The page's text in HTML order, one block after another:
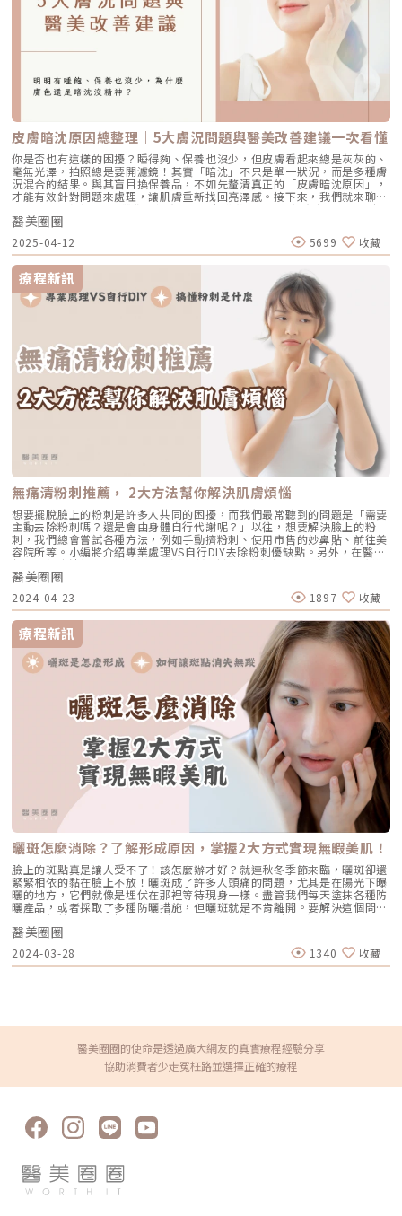
皮膚暗沈原因總整理｜5大膚況問題與醫美改善建議一次看懂
你是否也有這樣的困擾？睡得夠、保養也沒少，但皮膚看起來總是灰灰的、
毫無光澤，拍照總是要開濾鏡！其實「暗沈」不只是單一狀況，而是多種膚
況混合的結果。與其盲目換保養品，不如先釐清真正的「皮膚暗沈原因」，
才能有效針對問題來處理，讓肌膚重新找回亮澤感。接下來，我們就來聊聊
5大常見的暗沈原因，帶你一探究竟，了解背後的成因，還有怎麼用日常保
養和醫美來對症下藥。皮膚暗沈原因一：日曬累積，黑色素悄悄沉澱陽光是
肌膚的天敵，紫外線不僅會讓皮膚曬黑，長期下來更會讓黑色素慢慢沉澱在
肌底。尤其防曬沒做好、外出時間長，容易導致膚色不均、偏黃，甚至顯得
黯淡無光。此外，紫外線的傷害還會刺激黑色素生成，長期下來會導致色斑
或曬斑的形成，甚至粉刺和痘痘也因此而產生。你可能每天早上都有擦防
曬，但若沒有補擦，或忽略脖子、耳朵等部位，仍可能造成區域性色素沉
澱。日常提醒： 防曬不僅是夏天的事，一年四季都要落實，並記得補擦，
才能真正避免黑色素堆積。皮膚暗沈原因二：角質堆積，膚色黯淡沒光澤角
質層過厚會讓皮膚失去光澤，看起來灰濛濛的。通常發生在清潔不確實、作
息不穩或長期忽略去角質的情況下。堆積的老廢角質不只阻礙保養品吸收，
也會讓粉底卡卡、不服貼。日常提醒：建議每週使用1～2次溫和去角質產
品，搭配保濕型化妝水或精華，維持肌膚代謝循環，避免乾燥脫皮或敏感問
題。皮膚暗沈原因三：血液循環差，氣色怎麼都提不起來壓力大、久坐久
站、睡眠品質差，都會影響血液循環。當血液不順暢，皮膚容易出現蠟黃、
黯淡無光，即使膚質不差，看起來還是沒精神。尤其現代人長時間使用3C
產品，久坐不動又愛熬夜，更容易讓膚色看起來暗沉。日常建議：作息正
常、飲食均衡、適度運動都有助於改善氣色。也可以搭配臉部按摩、熱敷眼
周。皮膚暗沈原因四：膚況不穩定，發炎與色素沉澱連鎖反應肌膚長期處在
敏感、發炎、痘痘等狀態下，容易誘發色素沉澱或皮膚保護機制過度反應。
這類暗沈常伴隨痘疤、泛紅或是色素沉澱，會讓膚色呈現局部暗沉的狀況。
日常建議：選擇成分單純、舒緩型的保養品，避免酒精、香精類刺激，並注
意卸妝與清潔溫和確實，減少肌膚受傷的機率。皮膚暗沈原因五：老化＋膠
原流失，讓肌膚變得黯淡無光年齡增長導致膠原蛋白流失，肌膚彈性下降、
毛孔變得鬆垮，會讓光線反射變差，看起來膚色就會黯淡無光。這類型的暗
沈屬於「結構型」問題，不是擦亮白精華就能解決的。尤其在燈光下或照鏡
子時，會覺得膚色不均或有點「凹陷灰影」。膚色黯沉怎麼辦？醫美療程幫
你亮起來針對不同的暗沈類型，醫美提供多元的對策，從根本改善肌膚亮度
與質感： 黑色素與色斑類暗沈：可考慮皮秒雷射、淨膚雷射，幫助擊碎黑
色素，搭配導入或修復療程加強效果。 角質代謝不良：果酸換膚、杏仁酸
煥膚能改善粗糙與黯沉，促進細胞更新。 循環不佳導致氣色差：建議可以
選擇海菲秀療程，尤其適合毛孔粗大、粉刺痘痘、膚色暗沉、蠟黃、細紋、
皺紋、膚質乾燥、缺水等族群。能促進循環，讓肌膚透亮水嫩。 膚況不
穩、痘疤暗沉：建議可以選擇皮秒雷射、染料雷射或是UP雷射，可穩定肌
膚並淡化痘疤、色素沉澱。 結構型暗沈（膠原流失）： 市面上有許多電波
音波、玻尿酸或膠原蛋白增生劑填補可從深層改善鬆弛與光澤流失的問題。
建議在施作前由專業醫師進行膚況評估，擬定最適合的療程組合，才能達到
明亮、自然、健康的肌膚效果。延伸閱讀：膚色不均讓你苦惱？常見原因及
改善方法一定要掌握！高效肌膚管理模式，將成為你我日常保養的新習慣從
皮秒雷射、電音波到微針電波，韓美設備競爭成焦點 找出真正暗沈來源，
才能有效改善膚況暗沈不只是「黑」或「黃」，背後可能藏著紫外線、老
化、角質、循環與色素沉積等多重因素。與其盲目追求「一瓶見效」的保養
品，不如從自身膚況出發，找出真正的暗沈原因，才有機會從根本改善。若
你已嘗試多種保養方式仍效果有限，也不妨諮詢專業醫師，透過醫美輔助，
為你的肌膚量身打造一套亮白攻略，讓好氣色不只是修圖效果，而是真實展
現在臉上的自信。每一種膚色都有獨特的美，但如果你希望從內而外散發健
康亮澤，不妨用更科學、更專業的方式，重新認識肌膚與自己。★溫馨提醒
★小編要提醒大家，醫療並非單純的商業交易，所有的療程都伴隨著風險。
因此，作為消費者應該謹慎選擇合適的醫療方案，以確保安全與健康。
醫美圈圈
2025-04-12 5699 收藏
療程新訊
無痛清粉刺推薦， 2大方法幫你解決肌膚煩惱
想要擺脫臉上的粉刺是許多人共同的困擾，而我們最常聽到的問題是「需要
主動去除粉刺嗎？還是會由身體自行代謝呢？」以往，想要解決臉上的粉
刺，我們總會嘗試各種方法，例如手動擠粉刺、使用市售的妙鼻貼、前往美
容院所等。小編將介紹專業處理VS自行DIY去除粉刺優缺點。另外，在醫美
領域中無痛清粉刺2大方法，讓你輕鬆無痛還能擁有完美的水煮蛋肌！搞懂
粉刺，它們到底是什麼？相信有很多人會時常將皮膚上看似粉刺的小圓點，
或者鼻頭上的黑點都當作是「粉刺」，事實上，這些只是皮脂管絲而已！
皮脂管絲：主要是由皮脂腺的分泌物和細菌所組成。改善方式：不需要特殊
治療，只要基本清潔就能幫助身體自行代謝。 粉刺：因皮脂腺過度分泌、
細菌感染以及角質代謝異常所引起的問題。改善方式：開放式粉刺或封閉式
粉刺（黑頭粉刺或白頭粉刺），可透過果酸煥膚或水飛梭療程有助於改善角
質異常並控制皮脂腺的分泌。 痘痘：粉刺感染痤瘡桿菌並引起發炎。改善
方式：果酸煥膚、水飛梭或雷射療程有助於改善角質異常並控制皮脂腺分
泌。臉部清粉刺比一比，專業處理 VS 自行DIY當面對粉刺問題時，有些人
會選擇自己動手擠，也有部分人會前往美容院或醫美診所去除惱人的粉刺，
就讓我們來看看這些方法的優劣勢分析吧！ 方法 自行DIY 美容院 醫美診所
皮膚的刺激和損傷 全面提升皮膚狀態 安全性高，效果較為優越， 可根據患
者狀況選擇合適的療程，也可結合雷射來改善疤痕 缺點 若器具消毒不完全
或方法不當， 可能造成傷口感染並引發疤痕 由於果酸濃度受到限制 因此改
的清潔方法外，維持良好的日常生活習慣也是非常重要的喔！這裡分享了能
從根本減少粉刺問題的好習慣，讓你輕鬆向粉刺說Bye Bye！ 維持規律和徹
底清潔：為了避免毛孔堵塞而導致粉刺，需要使用適合自己膚質的溫和清潔
產品來早晚清潔臉部，特別是在化妝後更要將彩妝品徹底卸除。如果疏於清
潔，那麼長粉刺的風險就會大大增加，甚至引發其他皮膚問題。 選擇適合
的酸類保養品：對於經常長粉刺的人來說，或許可以考慮使用含有酸類成分
的保養品，例如水楊酸、杏仁酸或果酸等。這些成分能幫助去除皮膚表面的
老廢角質，刺激皮膚細胞更新，代謝粉刺，減少毛孔阻塞、降低粉刺生成。
維持正常規律作息：保持固定的作息時間有利於緩解荷爾蒙失調，減緩皮脂
分泌過多的情況，同時也能降低粉刺形成。 良好的飲食習慣：如果想保持
皮膚健康，建議在飲食上減少攝取高油脂和高糖分的食物，可增加含豐富維
生素的食物，例如水果、蔬菜，以及含有Omega-3脂肪酸。這些食物對維
持皮膚的健康有益，也能減少粉刺的產生。 避免長期吸菸飲酒：長期吸
菸、飲酒不僅會加速皮膚老化，還會刺激臉部毛囊腺，造成更多的皮脂分
泌，而提升粉刺形成的機率。 定期清潔床單和枕頭套：定期清潔床單和枕
美無痛清粉刺2大推薦 杏仁酸煥膚杏仁酸是一種溫和的果酸，也是最適合皮
膚的一種。由於分子小，能輕易滲透皮膚的角質層。一旦滲透進皮膚，杏仁
酸能有效地幫助代謝老廢角質、淡化色斑。當皮膚角質層更新後，皮膚會更
加透亮，彈性也會增加。因此，尤其適用於改善痘痘、粉刺、毛孔粗大或色
2,000元，一個完整的療程通常需要8次。建議每2週進行一次療程，連續進
程。獨特專利的渦漩注入技術，輕柔地去除角質，深層清潔毛孔，同時給肌
膚注入各種功能性的精華液。不僅能夠深層滋潤肌膚，同時解決痘痘、暗沉
和乾燥等多項皮膚問題。海菲秀單次療程價格大約在5,000元以下，相比許
馨提醒★小編要提醒大家，醫療並非單純的商業交易，所有的療程都伴隨著
風險。因此，作為消費者應該謹慎選擇合適的醫療方案，以確保安全與健
康。
醫美圈圈
2024-04-23 1897 收藏
療程新訊
曬斑怎麼消除？了解形成原因，掌握2大方式實現無暇美肌！
臉上的斑點真是讓人受不了！該怎麼辦才好？就連秋冬季節來臨，曬斑卻還
緊緊相依的黏在臉上不放！曬斑成了許多人頭痛的問題，尤其是在陽光下曝
曬的地方，它們就像是埋伏在那裡等待現身一樣。盡管我們每天塗抹各種防
曬產品，或者採取了多種防曬措施，但曬斑就是不肯離開。要解決這個問
題，我們首先需要了解曬斑的形成原因，並且掌握2大解決方式就能徹底擺
脫惱人的曬斑。曬斑通常是長期暴露在陽光下造成，紫外線刺激皮膚產生黑
色素，形成了斑點。這些斑點不僅讓人感到不舒服，還大大影響了臉部整體
外觀。曬斑是怎麼形成的？為何如此頑固？曬斑主要出現在皮膚表層的淺層
斑點，是因為受到陽光中的紫外線照射，使皮膚開始形成黑色素，導致皮膚
果我們沒有作足夠防曬措施，例如定期擦防曬產品或穿戴遮陽衣物，皮膚就
比較容易受到紫外線的侵害，提升曬斑出現的機率。 護膚產品缺乏抗氧化
成分如果抗氧化保護不足可能讓肌膚難以應對外界的攻擊，尤其是環境中的
果經常熬夜、睡眠不足，或者生活作息不規律，都會影響肌膚的修復機制和
新陳代謝功能。這些不良生活習慣會使肌膚變得更加脆弱，更容易受到紫外
主要元凶，因此做好防曬工作是遠離曬斑的關鍵。那麼，要如何做？才算是
有做好防曬措施的正確觀念呢？許多人都會存在一些錯誤的觀點，例如只在
戶外場所或天氣晴朗才需要做防曬措施，或者認為只要塗抹防曬產品就能有
醫美圈圈
2024-03-28 1340 收藏
醫美圈圈的使命是透過廣大網友的真實療程經驗分享
協助消費者少走冤枉路並選擇正確的療程